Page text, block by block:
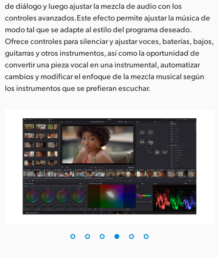
de diálogo y luego ajustar la mezcla de audio con los
controles avanzados.Este efecto permite ajustar la música de
modo tal que se adapte al estilo del programa deseado.
Ofrece controles para silenciar y ajustar voces, baterías, bajos,
guitarras y otros instrumentos, así como la oportunidad de
convertir una pieza vocal en una instrumental, automatizar
cambios y modificar el enfoque de la mezcla musical según
los instrumentos que se prefieran escuchar.